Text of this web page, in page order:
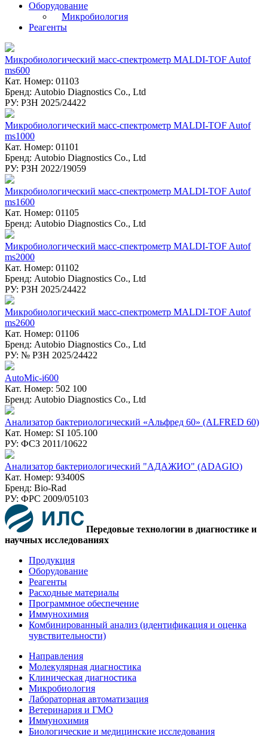
Оборудование
Микробиология
Реагенты
Микробиологический масс-спектрометр MALDI-TOF Autof
ms600
Кат. Номер: 01103
Бренд: Autobio Diagnostics Co., Ltd
РУ: РЗН 2025/24422
Микробиологический масс-спектрометр MALDI-TOF Autof
ms1000
Кат. Номер: 01101
Бренд: Autobio Diagnostics Co., Ltd
РУ: РЗН 2022/19059
Микробиологический масс-спектрометр MALDI-TOF Autof
ms1600
Кат. Номер: 01105
Бренд: Autobio Diagnostics Co., Ltd
Микробиологический масс-спектрометр MALDI-TOF Autof
ms2000
Кат. Номер: 01102
Бренд: Autobio Diagnostics Co., Ltd
РУ: РЗН 2025/24422
Микробиологический масс-спектрометр MALDI-TOF Autof
ms2600
Кат. Номер: 01106
Бренд: Autobio Diagnostics Co., Ltd
РУ: № РЗН 2025/24422
AutoMic-i600
Кат. Номер: 502 100
Бренд: Autobio Diagnostics Co., Ltd
Анализатор бактериологический «Альфред 60» (ALFRED 60)
Кат. Номер: SI 105.100
РУ: ФСЗ 2011/10622
Анализатор бактериологический "АДАЖИО" (ADAGIO)
Кат. Номер: 93400S
Бренд: Bio-Rad
РУ: ФPC 2009/05103
Передовые технологии в диагностике и
научных исследованиях
Продукция
Оборудование
Реагенты
Расходные материалы
Программное обеспечение
Иммунохимия
Комбинированный анализ (идентификация и оценка
чувствительности)
Направления
Молекулярная диагностика
Клиническая диагностика
Микробиология
Лабораторная автоматизация
Ветеринария и ГМО
Иммунохимия
Биологические и медицинские исследования